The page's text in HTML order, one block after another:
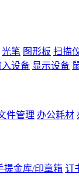
光笔 图形板 扫描
设备 显示设备
件管理 办公耗材
提金库/印章箱 订